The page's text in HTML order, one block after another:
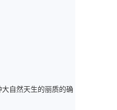
自然天生的丽质的确